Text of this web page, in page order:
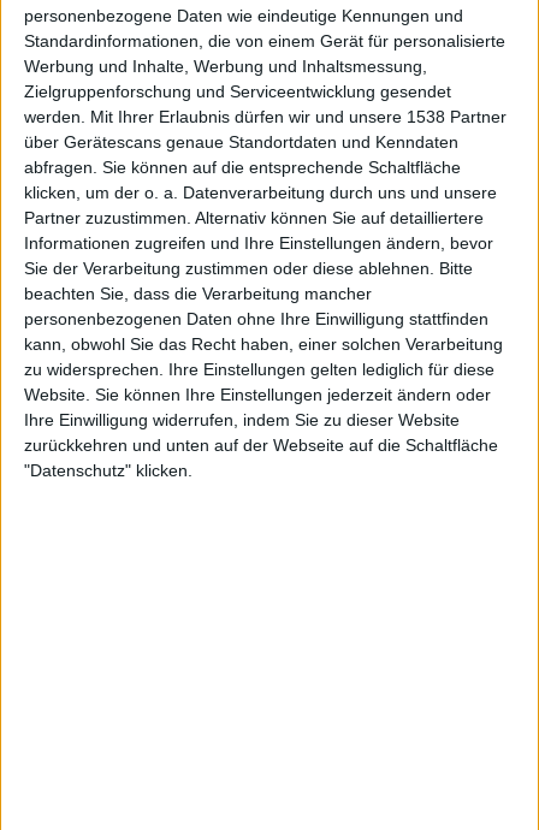
personenbezogene Daten wie eindeutige Kennungen und
Standardinformationen, die von einem Gerät für personalisierte
Werbung und Inhalte, Werbung und Inhaltsmessung,
Zielgruppenforschung und Serviceentwicklung gesendet
werden.
Mit Ihrer Erlaubnis dürfen wir und unsere 1538 Partner
über Gerätescans genaue Standortdaten und Kenndaten
abfragen. Sie können auf die entsprechende Schaltfläche
klicken, um der o. a. Datenverarbeitung durch uns und unsere
Partner zuzustimmen. Alternativ können Sie auf detailliertere
Informationen zugreifen und Ihre Einstellungen ändern, bevor
Sie der Verarbeitung zustimmen oder diese ablehnen.
Bitte
beachten Sie, dass die Verarbeitung mancher
personenbezogenen Daten ohne Ihre Einwilligung stattfinden
kann, obwohl Sie das Recht haben, einer solchen Verarbeitung
zu widersprechen. Ihre Einstellungen gelten lediglich für diese
Website. Sie können Ihre Einstellungen jederzeit ändern oder
Ihre Einwilligung widerrufen, indem Sie zu dieser Website
zurückkehren und unten auf der Webseite auf die Schaltfläche
"Datenschutz" klicken.
Atemlosigkeit führenden Guttural/Clean-Vocalwechseln
auch noch ein Korg-Piano bedient. Allrounder sind
BTBAM nun mal durch und durch und geben sich daher
(trotz Keyboard-Unterstützung durch Bassmann Dan
Briggs) nur selten mit Klängen aus der Dose zufrieden.
Tuba, Querflöte, Saxofon, Marimba, Geige und noch
einige weitere lustige Instrumentalisten hat man sich
zwecks Neueinspielung ins Studio bestellt, wenngleich
sich der Großteil lautstärketechnisch ganz schnell wieder
verabschiedet, sobald die Jungs mit vollem Brett
unterwegs sind. „Lay Your Ghosts To Rests“ mal
ausgenommen, funktioniert die klangliche Synthese auf
dem Originalalbum dann doch einen Ticken besser. Die
Szenen bieten aber zumindest einen hübschen
audiovisuellen Aspekt, denn Egozentriker sind die Jungs
schließlich nicht. Ob die Gäste aber lediglich als Overdubs
fungierten oder einfach synchron in einer Nebenkammer